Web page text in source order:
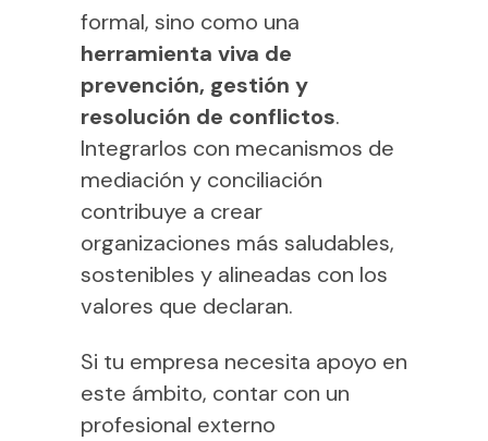
formal, sino como una
herramienta viva de
prevención, gestión y
resolución de conflictos.
Integrarlos con mecanismos de
mediación y conciliación
contribuye a crear
organizaciones más saludables,
sostenibles y alineadas con los
valores que declaran.
Si tu empresa necesita apoyo en
este ámbito, contar con un
profesional externo